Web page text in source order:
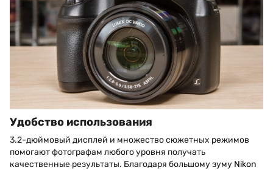
Удобство использования
3.2-дюймовый дисплей и множество сюжетных режимов
помогают фотографам любого уровня получать
качественные результаты. Благодаря большому зуму Nikon